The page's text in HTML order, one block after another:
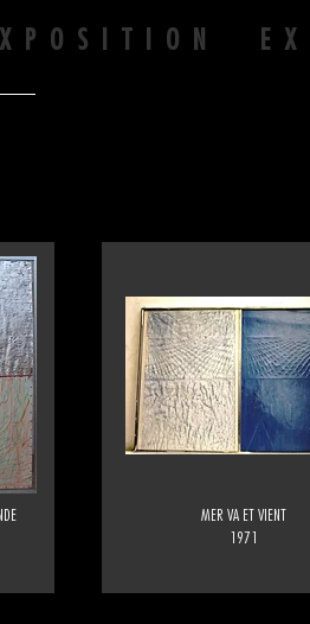
MER VA ET VIENT
1971